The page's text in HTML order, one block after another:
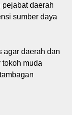
pejabat daerah
sumber daya
agar daerah dan
muda